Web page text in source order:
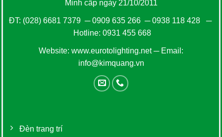
Minh cấp ngày 21/10/2011
ĐT: (028) 6681 7379 ─0909 635 266─0938 118 428─
Hotline: 0931 455 668
Website: www.eurotolighting.net─ Email:
info@kimquang.vn
Đèn trang trí